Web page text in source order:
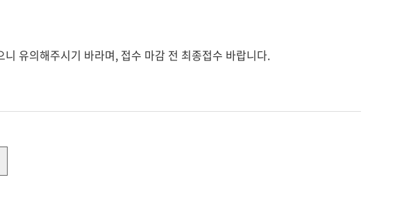
유의해주시기 바라며, 접수 마감 전 최종접수 바랍니다.